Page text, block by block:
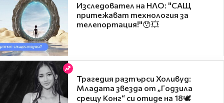
Изследовател на НЛО: "САЩ
притежават технология за
телепортация!"😯💥
Трагедия разтърси Холивуд:
Младата звезда от „Годзила
срещу Конг“ си отиде на 18🕊️